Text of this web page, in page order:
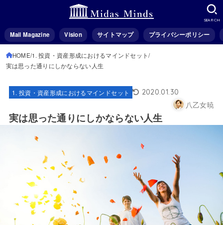
Mail Magazine Vision サイトマップ プライバシーポリシー
SEARCH
HOME 1. 投資・資産形成におけるマインドセット
実は思った通りにしかならない人生
1. 投資・資産形成におけるマインドセット 2020.01.30
八乙女暁
実は思った通りにしかならない人生